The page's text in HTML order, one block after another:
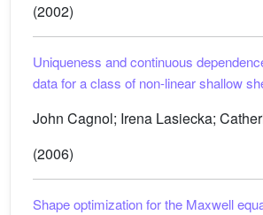
(2002)
Uniqueness and continuous
data for a class of non-linear shallow
John Cagnol; Irena Lasiecka;
(2006)
Shape optimization for the Maxwell